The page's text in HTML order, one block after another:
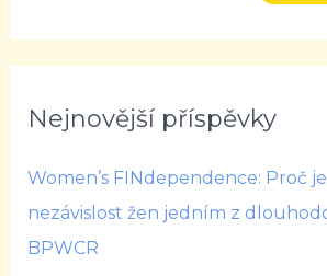
Nejnovější příspěvky
Women’s FINdependence: Proč
nezávislost žen jedním z
BPWCR